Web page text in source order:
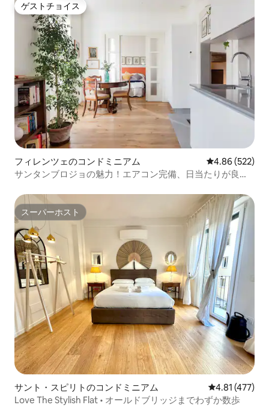
ゲストチョイス
ゲストチョイス
フィレンツェのコンドミニアム レビュー522
4.86 (522)
サンタンブロジョの魅力！エアコン完備、日当たりが良く
スーパーホスト
スーパーホスト
サント・スピリトのコンドミニアム レビュー477
4.81 (477)
Love The Stylish Flat • オールドブリッジまでわずか数歩